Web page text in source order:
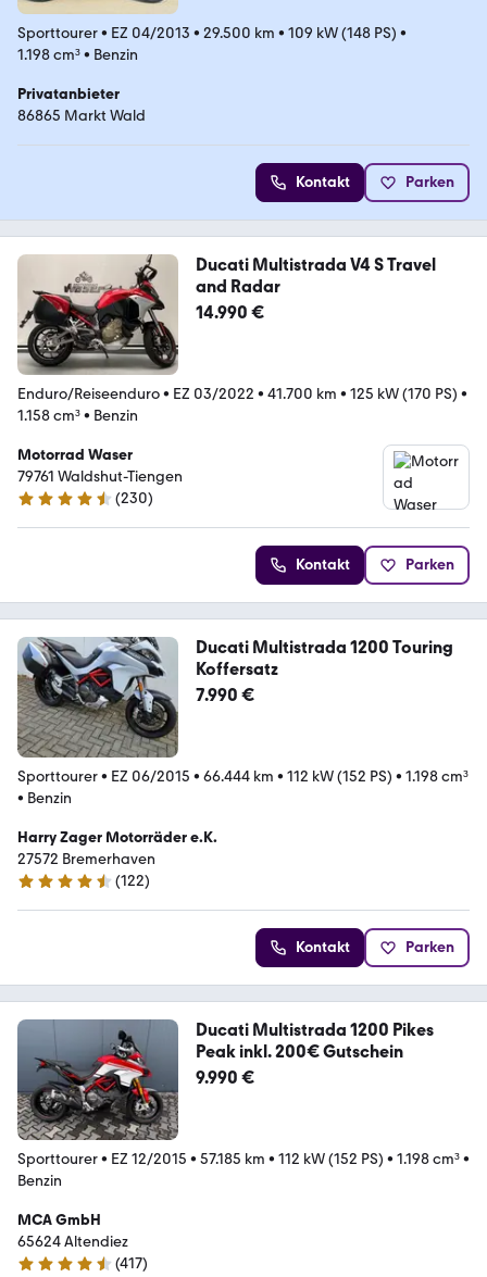
Sporttourer• EZ 04/2013 • 29.500 km • 109 kW (148 PS) •
1.198 cm³• Benzin
Privatanbieter
86865 Markt Wald
Kontakt Parken
Ducati Multistrada V4 S Travel
and Radar
14.990 €
Enduro/Reiseenduro• EZ 03/2022 • 41.700 km • 125 kW (170 PS) •
1.158 cm³• Benzin
Motorrad Waser
79761 Waldshut-Tiengen
4.3 Sterne
(230)
Kontakt Parken
Ducati Multistrada 1200 Touring
Koffersatz
7.990 €
Sporttourer• EZ 06/2015 • 66.444 km • 112 kW (152 PS) • 1.198 cm³
• Benzin
Harry Zager Motorräder e.K.
27572 Bremerhaven
4.5 Sterne
(122)
Kontakt Parken
Ducati Multistrada 1200 Pikes
Peak inkl. 200€ Gutschein
9.990 €
Sporttourer• EZ 12/2015 • 57.185 km • 112 kW (152 PS) • 1.198 cm³•
Benzin
MCA GmbH
65624 Altendiez
4.7 Sterne
(417)